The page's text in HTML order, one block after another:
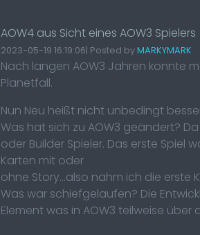
AOW4 aus Sicht eines AOW3 Spielers
2023-05-19 16:19:06| Posted byMARKYMARK
Nach langen AOW3 Jahren konnte
Planetfall.
Nun Neu heißt nicht unbedingt
Was hat sich zu AOW3 geändert?
oder Builder Spieler. Das erste
Karten mit oder
ohne Story...also nahm ich die erste
Was war schiefgelaufen? Die
Element was in AOW3 teilweise